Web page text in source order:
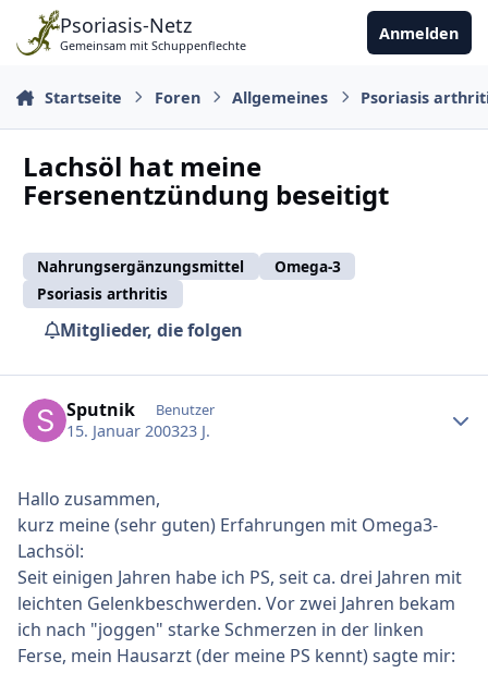
Zu Inhalt springen
Psoriasis-Netz
Gemeinsam mit Schuppenflechte
Anmelden
Startseite Foren Allgemeines Psoriasis
Lachsöl hat meine
Fersenentzündung beseitigt
Nahrungsergänzungsmittel
Omega-3
Psoriasis arthritis
Mitglieder, die folgen
Sputnik Benutzer
15. Januar 200323 J.
Hallo zusammen,
kurz meine (sehr guten) Erfahrungen mit Omega3-
Lachsöl:
Seit einigen Jahren habe ich PS, seit ca. drei Jahren mit
leichten Gelenkbeschwerden. Vor zwei Jahren bekam
ich nach "joggen" starke Schmerzen in der linken
Ferse, mein Hausarzt (der meine PS kennt) sagte mir: